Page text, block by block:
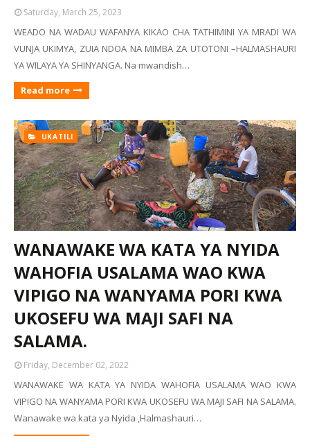
Saturday, March 25, 2023
WEADO NA WADAU WAFANYA KIKAO CHA TATHIMINI YA MRADI WA
VUNJA UKIMYA, ZUIA NDOA NA MIMBA ZA UTOTONI –HALMASHAURI
YA WILAYA YA SHINYANGA. Na mwandish…
Read more
UKATILI
WANAWAKE WA KATA YA NYIDA
WAHOFIA USALAMA WAO KWA
VIPIGO NA WANYAMA PORI KWA
UKOSEFU WA MAJI SAFI NA
SALAMA.
Friday, December 02, 2022
WANAWAKE WA KATA YA NYIDA WAHOFIA USALAMA WAO KWA
VIPIGO NA WANYAMA PORI KWA UKOSEFU WA MAJI SAFI NA SALAMA.
Wanawake wa kata ya Nyida ,Halmashauri…